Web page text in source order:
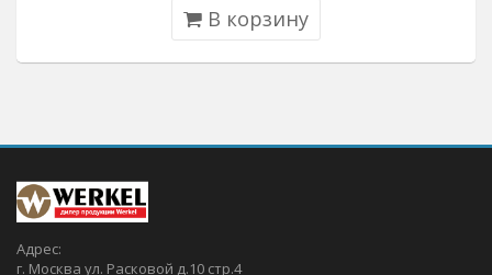
В корзину
Адрес:
г. Москва ул. Расковой д.10 стр.4